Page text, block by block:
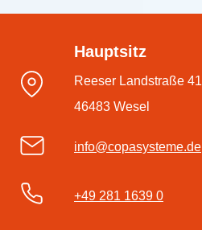
Hauptsitz
Reeser Landstraße 41
46483 Wesel
info@copasysteme.de
+49 281 1639 0